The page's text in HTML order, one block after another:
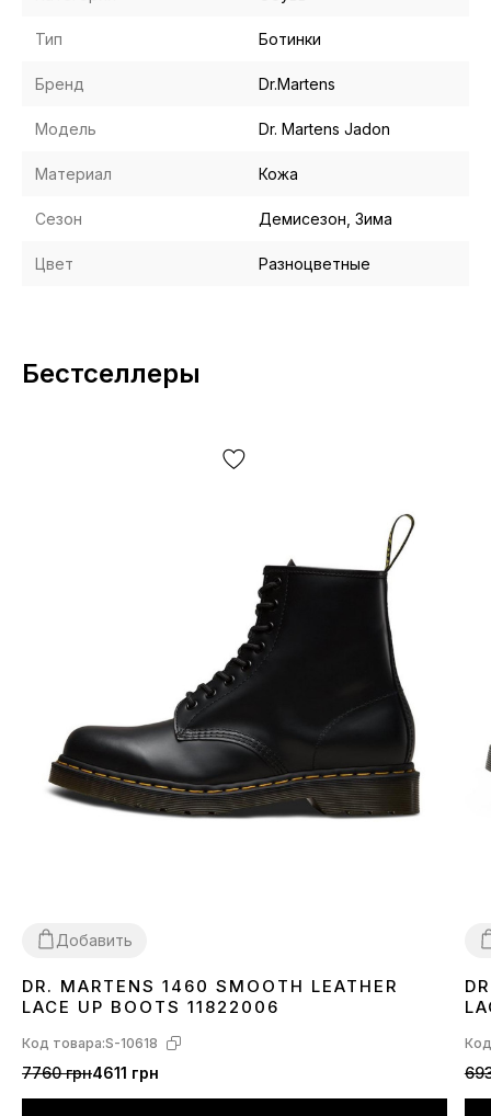
Тип Ботинки
Бренд Dr.Martens
Модель Dr. Martens Jadon
Материал Кожа
Сезон Демисезон, Зима
Цвет Разноцветные
Бестселлеры
Добавить
36 373840 424344 45
DR. MARTENS 1460 SMOOTH LEATHER
LACE UP BOOTS 11822006
Код товара:S-10618
7760 грн4611 грн